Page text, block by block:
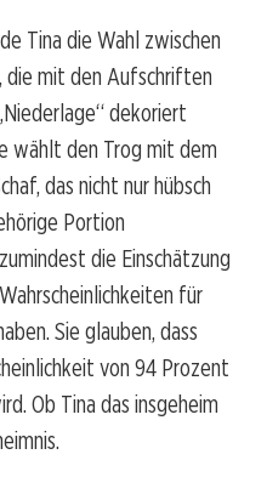
Tina die Wahl zwischen
mit den Aufschriften
dekoriert
wählt den Trog mit dem
das nicht nur hübsch
Portion
die Einschätzung
für
Sie glauben, dass
von 94 Prozent
Ob Tina das insgeheim